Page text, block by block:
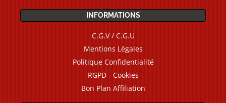
INFORMATIONS
C.G.V / C.G.U
Mentions Légales
Politique Confidentialité
RGPD - Cookies
Bon Plan Affiliation